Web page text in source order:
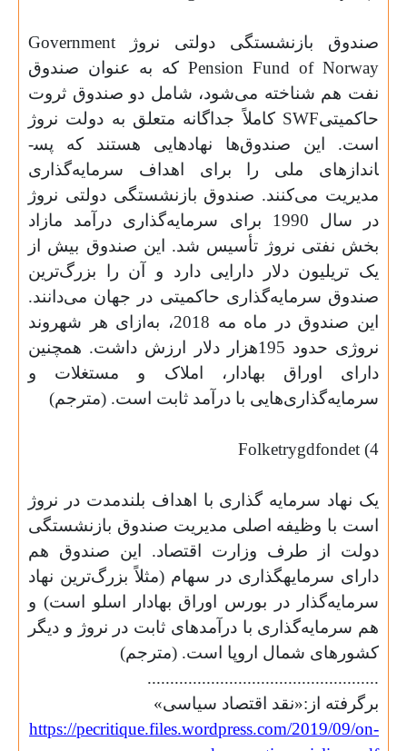
صندوق بازنشستگی دولتی نروژ Government
Pension Fund of Norway
که به عنوان صندوق
نفت هم شناخته می‌شود، شامل دو صندوق ثروت
حاکمیتیSWF کاملاً جداگانه متعلق به دولت نروژ
است. این صندوق‌ها نهادهایی هستند که پس­
اندازهای ملی را برای اهداف سرمایه‌گذاری
مدیریت می‌­کنند. صندوق بازنشستگی دولتی نروژ
در سال 1990 برای سرمایه‌گذاری درآمد مازاد
بخش نفتی نروژ تأسیس شد. این صندوق بیش از
یک تریلیون دلار دارایی دارد و آن را بزرگ‌‌ترین
صندوق سرمایه‌گذاری حاکمیتی در جهان می‌­دانند.
این صندوق در ماه مه 2018، به‌ازای هر شهروند
نروژی حدود 195هزار دلار ارزش داشت. همچنین
دارای اوراق بهادار، املاک و مستغلات و
سرمایه‌گذاری‌­هایی با درآمد ثابت است. (مترجم)
4)
Folketrygdfondet
یک نهاد سرمایه گذاری با اهداف بلندمدت در نروژ
است با وظیفه اصلی مدیریت صندوق بازنشستگی
دولت از طرف وزارت اقتصاد. این صندوق هم
دارای سرمایه­گذاری در سهام (مثلاً بزرگ‌ترین نهاد
سرمایه‌گذار در بورس اوراق بهادار اسلو است) و
هم سرمایه­‌گذاری با درآمدهای ثابت در نروژ و دیگر
کشورهای شمال اروپا است. (مترجم)
...................................................
برگرفته از:«نقد اقتصاد سیاسی»
https://pecritique.files.wordpress.com/2019/09/on-